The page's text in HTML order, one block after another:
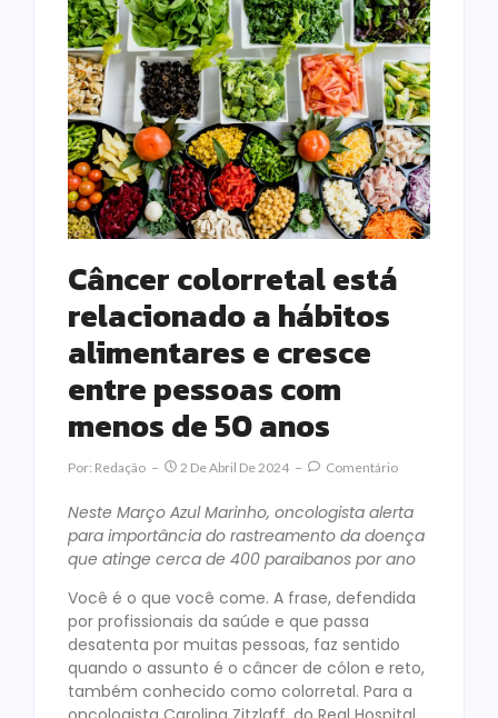
Câncer colorretal está
relacionado a hábitos
alimentares e cresce
entre pessoas com
menos de 50 anos
Por: Redação 2 De Abril De 2024 Comentário
Neste Março Azul Marinho, oncologista alerta
para importância do rastreamento da doença
que atinge cerca de 400 paraibanos por ano
Você é o que você come. A frase, defendida
por profissionais da saúde e que passa
desatenta por muitas pessoas, faz sentido
quando o assunto é o câncer de cólon e reto,
também conhecido como colorretal. Para a